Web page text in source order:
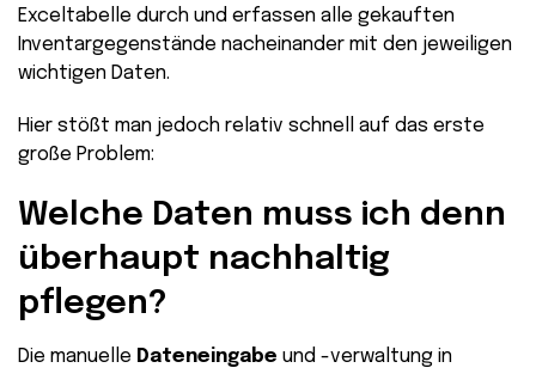
Exceltabelle durch und erfassen alle gekauften
Inventargegenstände nacheinander mit den jeweiligen
wichtigen Daten.
Hier stößt man jedoch relativ schnell auf das erste
große Problem:
Welche Daten muss ich denn
überhaupt nachhaltig
pflegen?
Die manuelle Dateneingabe und -verwaltung in